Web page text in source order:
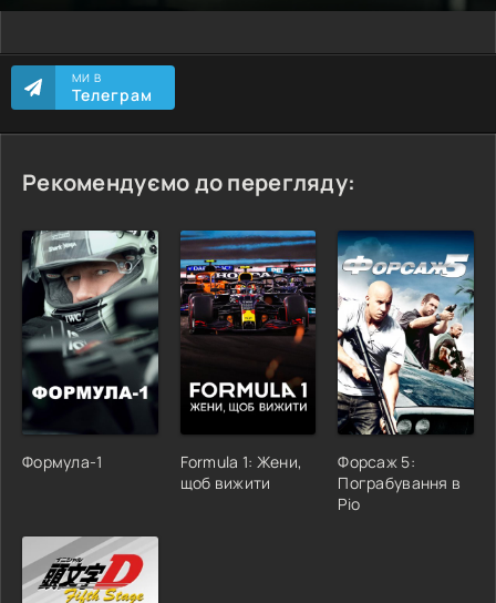
МИ В
Телеграм
Рекомендуємо до перегляду:
Формула-1
Formula 1: Жени,
щоб вижити
Форсаж 5:
Пограбування в
Ріо